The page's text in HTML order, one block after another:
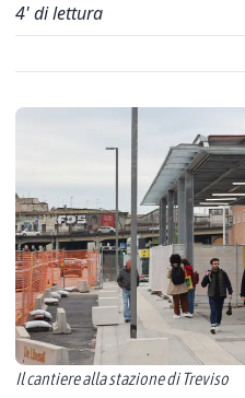
4' di lettura
Il cantiere alla stazione di Treviso